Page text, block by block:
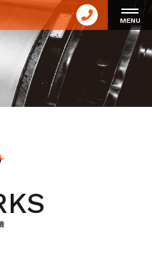
MENU